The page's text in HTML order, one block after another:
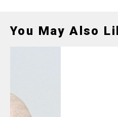
You May Also